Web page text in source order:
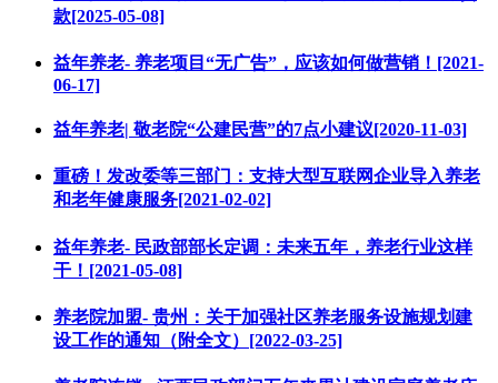
款[2025-05-08]
益年养老- 养老项目“无广告”，应该如何做营销！[2021-
06-17]
益年养老| 敬老院“公建民营”的7点小建议[2020-11-03]
重磅！发改委等三部门：支持大型互联网企业导入养老
和老年健康服务[2021-02-02]
益年养老- 民政部部长定调：未来五年，养老行业这样
干！[2021-05-08]
养老院加盟- 贵州：关于加强社区养老服务设施规划建
设工作的通知（附全文）[2022-03-25]